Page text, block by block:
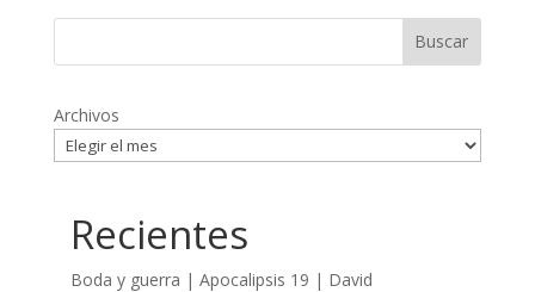
Archivos
Recientes
Boda y guerra | Apocalipsis 19 | David